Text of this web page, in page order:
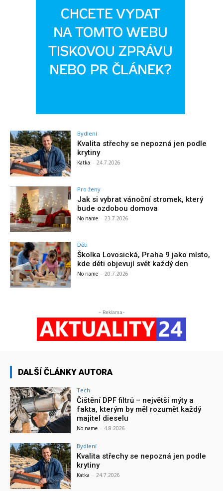
Bydlení
Kvalita střechy se nepozná jen podle
krytiny
Katka - 24.7.2026
Pro ženy
Jak si vybrat vánoční stromek, který
bude ozdobou domova
No name - 23.7.2026
Děti
Školka Lovosická, Praha 9 jako místo,
kde děti objevují svět každý den
No name - 20.7.2026
- Reklama-
DALŠÍ ČLÁNKY AUTORA
Tech
Čištění DPF filtrů – největší mýty a
fakta, kterým by měl rozumět každý
majitel dieselu
No name - 4.8.2026
Bydlení
Kvalita střechy se nepozná jen podle
krytiny
Katka - 24.7.2026